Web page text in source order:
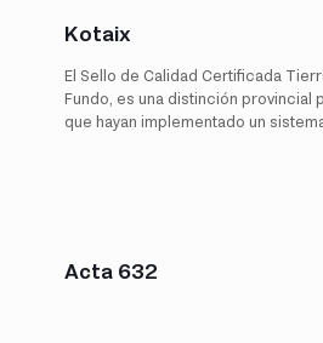
Kotaix
El Sello de Calidad Certificada
Fundo, es una distinción provincial
que hayan implementado un
Acta 632